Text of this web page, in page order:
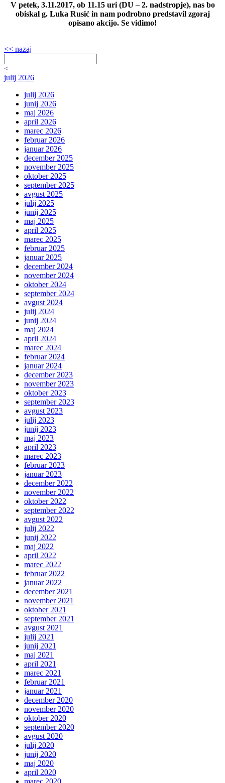
V petek, 3.11.2017, ob 11.15 uri (DU – 2. nadstropje), nas bo
obiskal g. Luka Rusić in nam podrobno predstavil zgoraj
opisano akcijo. Se vidimo!
<< nazaj
<
julij 2026
julij 2026
junij 2026
maj 2026
april 2026
marec 2026
februar 2026
januar 2026
december 2025
november 2025
oktober 2025
september 2025
avgust 2025
julij 2025
junij 2025
maj 2025
april 2025
marec 2025
februar 2025
januar 2025
december 2024
november 2024
oktober 2024
september 2024
avgust 2024
julij 2024
junij 2024
maj 2024
april 2024
marec 2024
februar 2024
januar 2024
december 2023
november 2023
oktober 2023
september 2023
avgust 2023
julij 2023
junij 2023
maj 2023
april 2023
marec 2023
februar 2023
januar 2023
december 2022
november 2022
oktober 2022
september 2022
avgust 2022
julij 2022
junij 2022
maj 2022
april 2022
marec 2022
februar 2022
januar 2022
december 2021
november 2021
oktober 2021
september 2021
avgust 2021
julij 2021
junij 2021
maj 2021
april 2021
marec 2021
februar 2021
januar 2021
december 2020
november 2020
oktober 2020
september 2020
avgust 2020
julij 2020
junij 2020
maj 2020
april 2020